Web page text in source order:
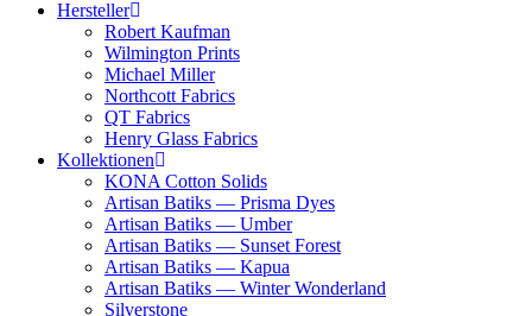
Hersteller
Robert Kaufman
Wilmington Prints
Michael Miller
Northcott Fabrics
QT Fabrics
Henry Glass Fabrics
Kollektionen
KONA Cotton Solids
Artisan Batiks — Prisma Dyes
Artisan Batiks — Umber
Artisan Batiks — Sunset Forest
Artisan Batiks — Kapua
Artisan Batiks — Winter Wonderland
Silverstone